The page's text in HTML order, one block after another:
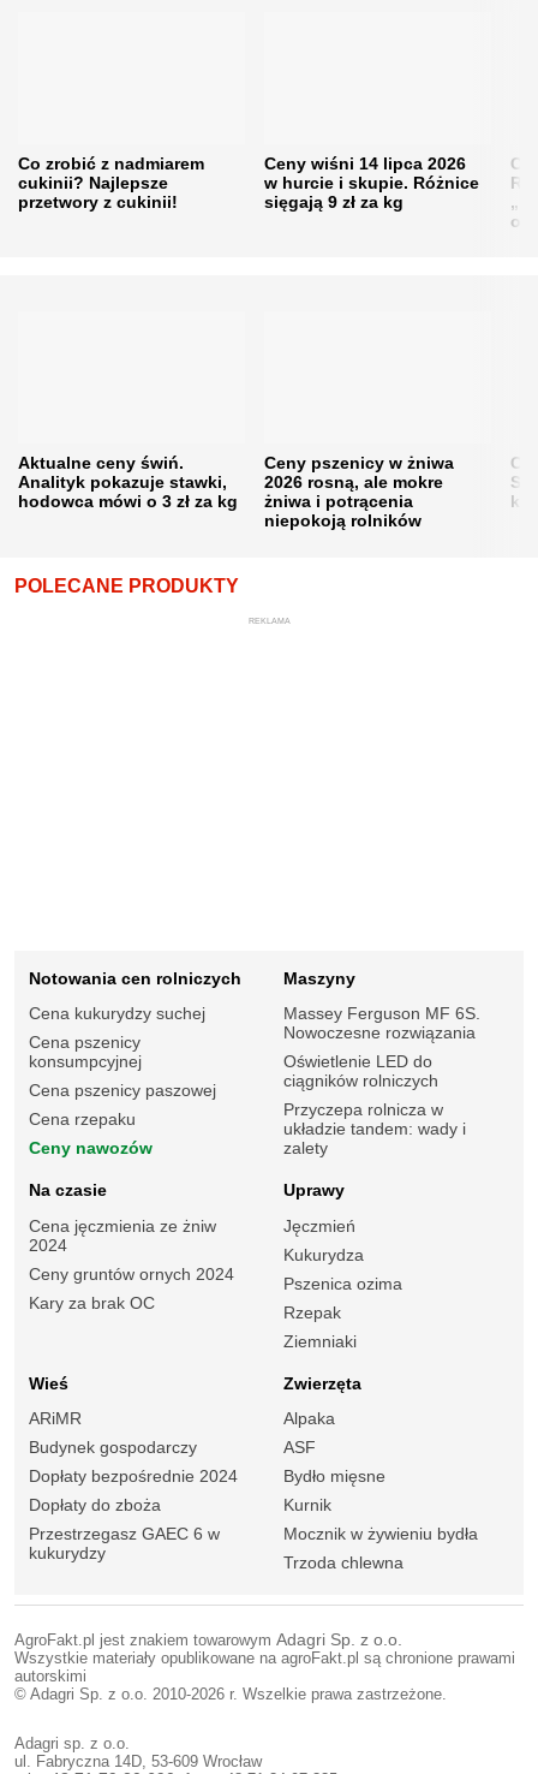
Co zrobić z nadmiarem
cukinii? Najlepsze
przetwory z cukinii!
Ceny wiśni 14 lipca 2026
w hurcie i skupie. Różnice
sięgają 9 zł za kg
Aktualne ceny świń.
Analityk pokazuje stawki,
hodowca mówi o 3 zł za kg
Ceny pszenicy w żniwa
2026 rosną, ale mokre
żniwa i potrącenia
niepokoją rolników
POLECANE PRODUKTY
REKLAMA
Notowania cen rolniczych
Cena kukurydzy suchej
Cena pszenicy
konsumpcyjnej
Cena pszenicy paszowej
Cena rzepaku
Ceny nawozów
Maszyny
Massey Ferguson MF 6S.
Nowoczesne rozwiązania
Oświetlenie LED do
ciągników rolniczych
Przyczepa rolnicza w
układzie tandem: wady i
zalety
Na czasie
Cena jęczmienia ze żniw
2024
Ceny gruntów ornych 2024
Kary za brak OC
Uprawy
Jęczmień
Kukurydza
Pszenica ozima
Rzepak
Ziemniaki
Wieś
ARiMR
Budynek gospodarczy
Dopłaty bezpośrednie 2024
Dopłaty do zboża
Przestrzegasz GAEC 6 w
kukurydzy
Zwierzęta
Alpaka
ASF
Bydło mięsne
Kurnik
Mocznik w żywieniu bydła
Trzoda chlewna
AgroFakt.pl jest znakiem towarowym Adagri Sp. z o.o.
Wszystkie materiały opublikowane na agroFakt.pl są chronione prawami
autorskimi
© Adagri Sp. z o.o. 2010-2026 r. Wszelkie prawa zastrzeżone.
Adagri sp. z o.o.
ul. Fabryczna 14D, 53-609 Wrocław